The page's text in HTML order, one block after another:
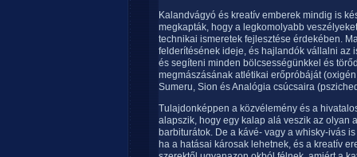
Kalandvágyó és kreatív emberek mindig is
megkapták, hogy a legkomolyabb
technikai ismeretek fejlesztése érdekében.
felderítésének ideje, és hajlandók vállalni az
és segíteni minden bölcsességünkkel és
megmászásának atlétikai erőpróbáját
Sumeru, Sion és Analógia csúcsaira
Tulajdonképpen a közvélemény és a
alapszik, hogy egy kalap alá veszik az olyan
barbiturátok. De a kávé- vagy a whisky-ivás
ha a hatásai károsak lehetnek, és a kreatív